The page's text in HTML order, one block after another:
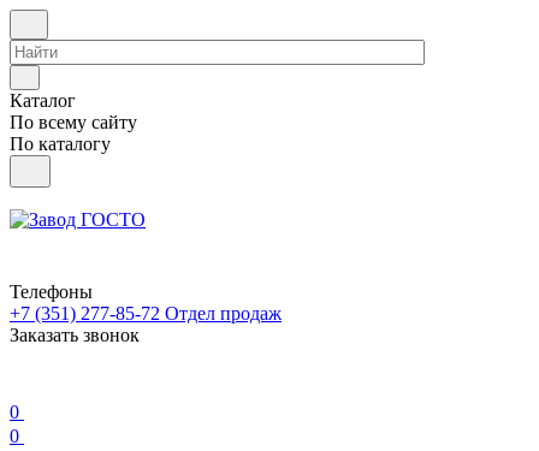
Каталог
По всему сайту
По каталогу
Телефоны
+7 (351) 277-85-72 Отдел продаж
Заказать звонок
0
0